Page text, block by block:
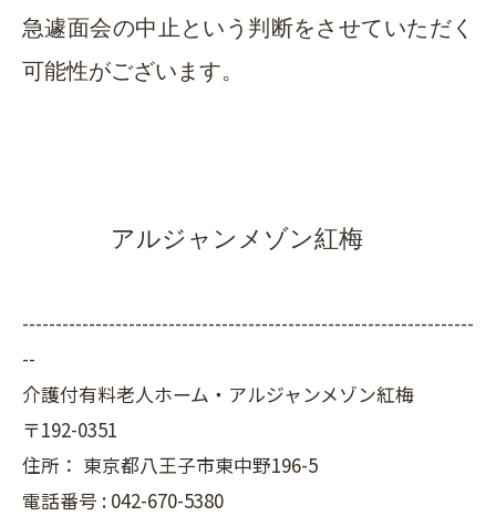
急遽面会の中止という判断をさせていただく
可能性がございます。
アルジャンメゾン紅梅
--------------------------------------------------------------------
--
介護付有料老人ホーム・アルジャンメゾン紅梅
〒192-0351
住所： 東京都八王子市東中野196-5
電話番号 : 042-670-5380